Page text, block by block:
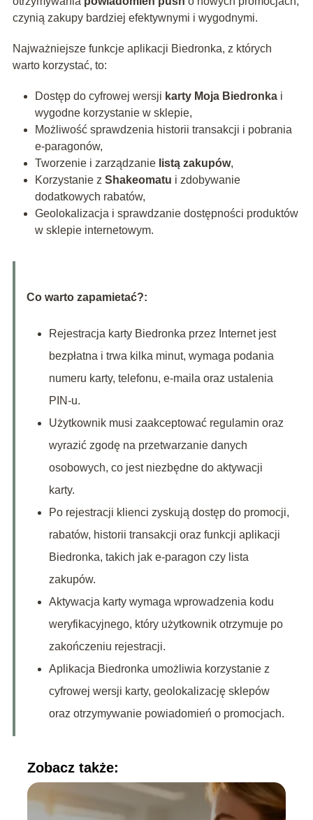
czynią zakupy bardziej efektywnymi i wygodnymi.
Najważniejsze funkcje aplikacji Biedronka, z których
warto korzystać, to:
Dostęp do cyfrowej wersji karty Moja Biedronkai
wygodne korzystanie w sklepie,
Możliwość sprawdzenia historii transakcji i pobrania
e-paragonów,
Tworzenie i zarządzanie listą zakupów,
Korzystanie z Shakeomatu i zdobywanie
dodatkowych rabatów,
Geolokalizacja i sprawdzanie dostępności produktów
w sklepie internetowym.
Co warto zapamietać?:
Rejestracja karty Biedronka przez Internet jest
bezpłatna i trwa kilka minut, wymaga podania
numeru karty, telefonu, e-maila oraz ustalenia
PIN-u.
Użytkownik musi zaakceptować regulamin oraz
wyrazić zgodę na przetwarzanie danych
osobowych, co jest niezbędne do aktywacji
karty.
Po rejestracji klienci zyskują dostęp do promocji,
rabatów, historii transakcji oraz funkcji aplikacji
Biedronka, takich jak e-paragon czy lista
zakupów.
Aktywacja karty wymaga wprowadzenia kodu
weryfikacyjnego, który użytkownik otrzymuje po
zakończeniu rejestracji.
Aplikacja Biedronka umożliwia korzystanie z
cyfrowej wersji karty, geolokalizację sklepów
oraz otrzymywanie powiadomień o promocjach.
Zobacz także: